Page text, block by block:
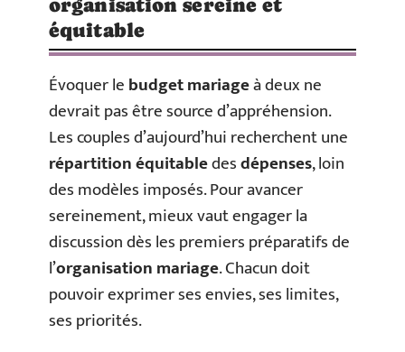
organisation sereine et
équitable
Évoquer lebudget mariageà deux ne
devrait pas être source d’appréhension.
Les couples d’aujourd’hui recherchent une
répartition équitabledesdépenses, loin
des modèles imposés. Pour avancer
sereinement, mieux vaut engager la
discussion dès les premiers préparatifs de
l’organisation mariage. Chacun doit
pouvoir exprimer ses envies, ses limites,
ses priorités.